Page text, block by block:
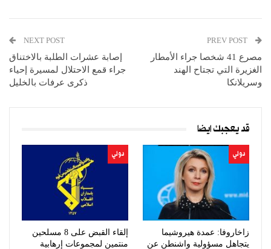
مصرع 41 شخصا جراء الأمطار
الغزيرة التي تجتاح الهند
وسريلانكا
NEXT POST
إصابة عشرات الطلبة بالاختناق
جراء قمع الاحتلال لمسيرة إحياء
ذكرى عرفات بالخليل
قد يعجبك ايضا
دولي
زاخاروفا: عمدة هيروشيما
يتجاهل مسؤولية واشنطن عن
دولي
إلقاء القبض على 8 مسلحين
منتمين لمجموعات إرهابية